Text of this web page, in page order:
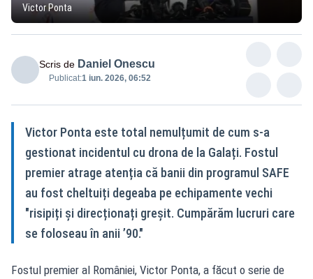
Victor Ponta
Scris de Daniel Onescu
Publicat:1 iun. 2026, 06:52
Victor Ponta este total nemulțumit de cum s-a
gestionat incidentul cu drona de la Galați. Fostul
premier atrage atenția că banii din programul SAFE
au fost cheltuiți degeaba pe echipamente vechi
"risipiți și direcționați greșit. Cumpărăm lucruri care
se foloseau în anii ’90."
Fostul premier al României, Victor Ponta, a făcut o serie de